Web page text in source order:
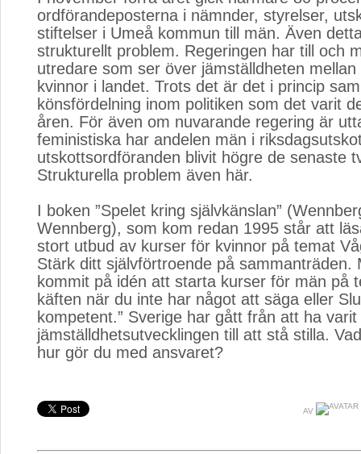
ordförandeposterna i nämnder, styrelser,
stiftelser i Umeå kommun till män. Även
strukturellt problem. Regeringen har till och
utredare som ser över jämställdheten
kvinnor i landet. Trots det är det i princip
könsfördelning inom politiken som det varit
åren. För även om nuvarande regering är
feministiska har andelen män i
utskottsordföranden blivit högre de senaste
Strukturella problem även här.
I boken ”Spelet kring självkänslan”
Wennberg), som kom redan 1995 står att
stort utbud av kurser för kvinnor på temat
Stärk ditt självförtroende på sammanträden.
kommit på idén att starta kurser för män på
käften när du inte har något att säga eller
kompetent.” Sverige har gått från att ha
jämställdhetsutvecklingen till att stå stilla.
hur gör du med ansvaret?
AV